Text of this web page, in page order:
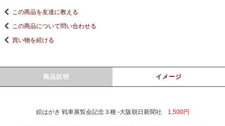
この商品を友達に教える
この商品について問い合わせる
買い物を続ける
商品説明 イメージ
絵はがき 戦車展覧会記念３種 -大阪朝日新聞社 1,500円